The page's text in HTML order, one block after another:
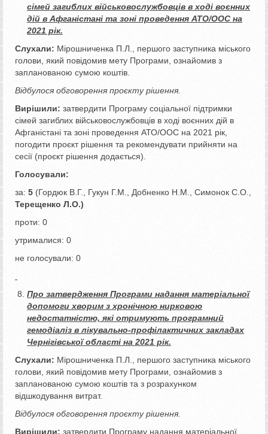
сімей загиблих військовослужбовців в ході воєнних
дій в Афганістані та зоні проведення АТО/ООС на
2021 рік.
Слухали: Мірошниченка П.Л., першого заступника міського
голови, який повідомив мету Програми, ознайомив з
запланованою сумою коштів.
Відбулося обговорення проєкту рішення.
Вирішили: затвердити Програму соціальної підтримки
сімей загиблих військовослужбовців в ході воєнних дій в
Афганістані та зоні проведення АТО/ООС на 2021 рік,
погодити проєкт рішення та рекомендувати прийняти на
сесії (проєкт рішення додається).
Голосували:
за: 5 (Гордюк В.Г., Гукун Г.М., Добненко Н.М., Симонок С.О.,
Терещенко Л.О.)
проти: 0
утрималися: 0
не голосували: 0
Про затвердження Програми надання матеріальної
допомоги хворим з хронічною нирковою
недостатністю, які отримують програмний
гемодіаліз в лікувально-профілактичних закладах
Чернігівської області на 2021 рік.
Слухали: Мірошниченка П.Л., першого заступника міського
голови, який повідомив мету Програми, ознайомив з
запланованою сумою коштів та з розрахунком
відшкодування витрат.
Відбулося обговорення проєкту рішення.
Вирішили: затвердити Програму надання матеріальної